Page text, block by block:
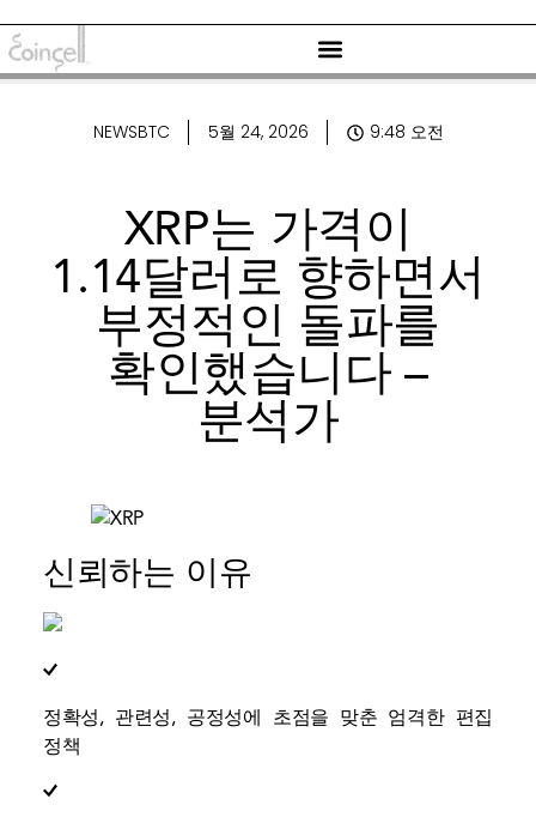
NEWSBTC 5월 24, 2026 9:48 오전
XRP는 가격이
1.14달러로 향하면서
부정적인 돌파를
확인했습니다 –
분석가
신뢰하는 이유
정확성, 관련성, 공정성에 초점을 맞춘 엄격한 편집
정책